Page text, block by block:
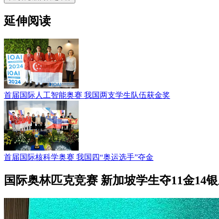
延伸阅读
首届国际人工智能奥赛 我国两支学生队伍获金奖
首届国际核科学奥赛 我国四“奥运选手”夺金
国际奥林匹克竞赛 新加坡学生夺11金14